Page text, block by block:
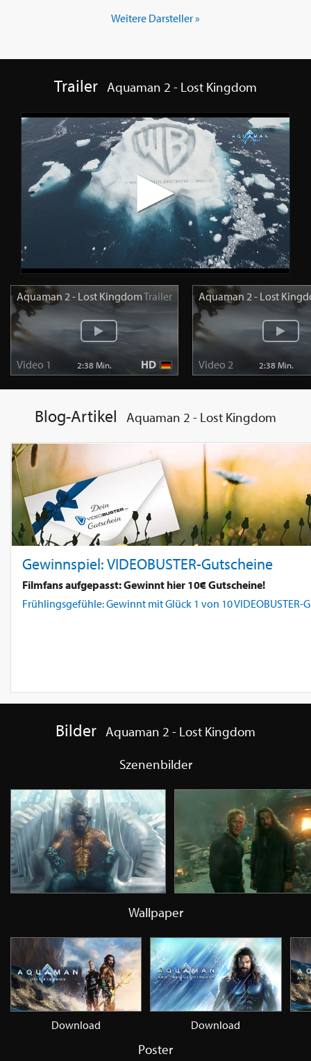
Weitere Darsteller »
Trailer Aquaman 2 - Lost Kingdom
Aquaman 2 - Lost KingdomTrailer
Video 1 2:38 Min. HD
Aquaman 2 - Lost
Video 2 2:38 Min.
Blog-Artikel Aquaman 2 - Lost Kingdom
Gewinnspiel: VIDEOBUSTER-Gutscheine
Filmfans aufgepasst: Gewinnt hier 10€ Gutscheine!
Frühlingsgefühle: Gewinnt mit Glück 1 von 10
Bilder Aquaman 2 - Lost Kingdom
Szenenbilder
Wallpaper
Download Download
Poster